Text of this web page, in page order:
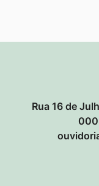
Rua 16 de
000